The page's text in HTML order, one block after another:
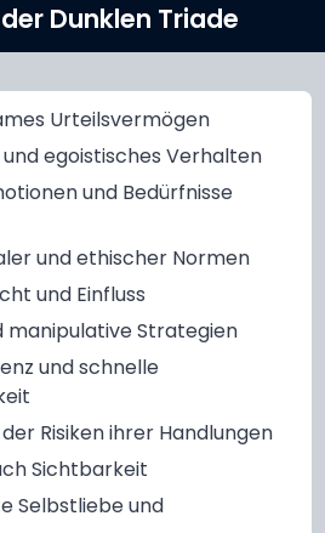
Dunklen Triade
Urteilsvermögen
egoistisches Verhalten
und Bedürfnisse
und ethischer Normen
und Einfluss
manipulative Strategien
und schnelle
Risiken ihrer Handlungen
Sichtbarkeit
Selbstliebe und